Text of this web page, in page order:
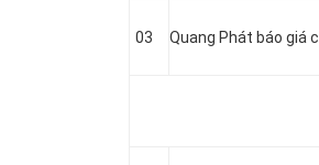
03 Quang Phát báo giá